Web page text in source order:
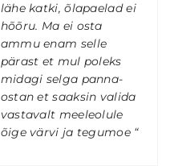
lähe katki, õlapaelad ei
hõõru. Ma ei osta
ammu enam selle
pärast et mul poleks
midagi selga panna-
ostan et saaksin valida
vastavalt meeleolule
õige värvi ja tegumoe “